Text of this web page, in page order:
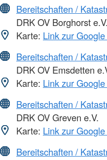
Bereitschaften /
DRK OV Borghorst e.V.
Karte: Link zur
Bereitschaften /
DRK OV Emsdetten
Karte: Link zur
Bereitschaften /
DRK OV Greven e.V.
Karte: Link zur
Bereitschaften /